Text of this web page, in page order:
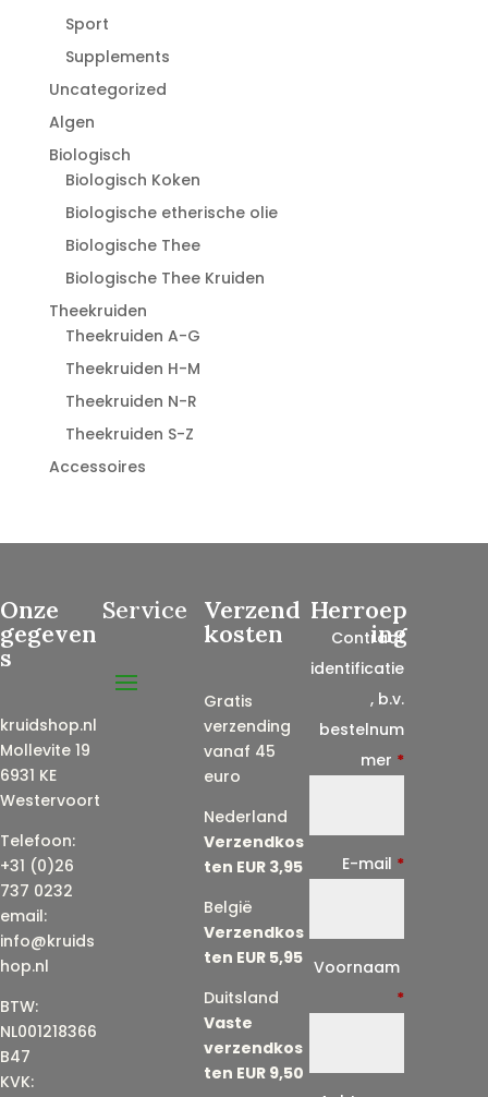
Sport
Supplements
Uncategorized
Algen
Biologisch
Biologisch Koken
Biologische etherische olie
Biologische Thee
Biologische Thee Kruiden
Theekruiden
Theekruiden A-G
Theekruiden H-M
Theekruiden N-R
Theekruiden S-Z
Accessoires
Onze
gegeven
s
kruidshop.nl
Mollevite 19
6931 KE
Westervoort
Telefoon:
+31 (0)26
737 0232
email:
info@kruids
hop.nl
BTW:
NL001218366
B47
KVK:
Service Verzend
kosten
Gratis
verzending
vanaf 45
euro
Nederland
Verzendkos
ten EUR 3,95
België
Verzendkos
ten EUR 5,95
Duitsland
Vaste
verzendkos
ten EUR 9,50
Herroep
ing
Contract
identificatie
, b.v.
bestelnum
mer *
E-mail *
Voornaam
*